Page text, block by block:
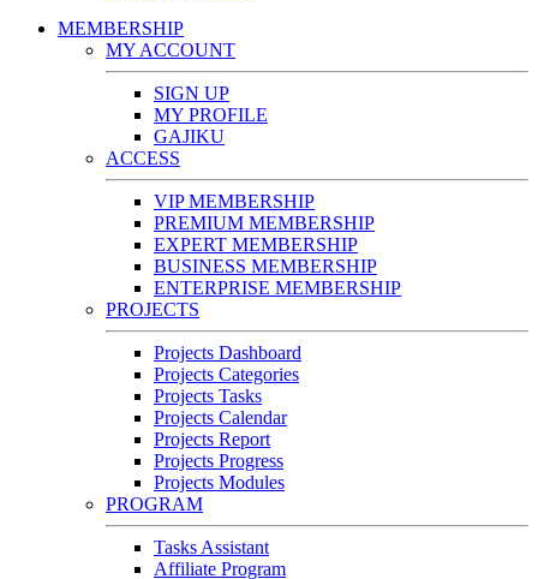
MEMBERSHIP
MY ACCOUNT
SIGN UP
MY PROFILE
GAJIKU
ACCESS
VIP MEMBERSHIP
PREMIUM MEMBERSHIP
EXPERT MEMBERSHIP
BUSINESS MEMBERSHIP
ENTERPRISE MEMBERSHIP
PROJECTS
Projects Dashboard
Projects Categories
Projects Tasks
Projects Calendar
Projects Report
Projects Progress
Projects Modules
PROGRAM
Tasks Assistant
Affiliate Program